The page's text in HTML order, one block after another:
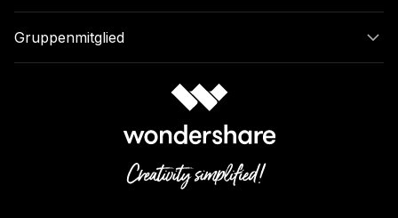
Gruppenmitglied